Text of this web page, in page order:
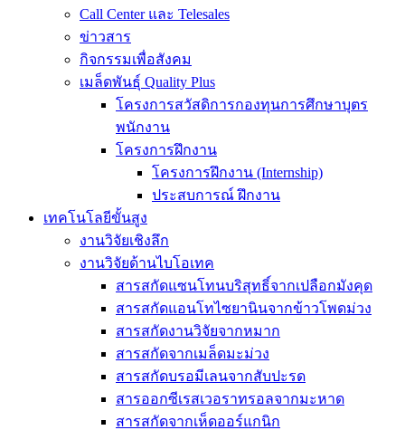
Call Center และ Telesales
ข่าวสาร
กิจกรรมเพื่อสังคม
เมล็ดพันธุ์ Quality Plus
โครงการสวัสดิการกองทุนการศึกษาบุตร
พนักงาน
โครงการฝึกงาน
โครงการฝึกงาน (Internship)
ประสบการณ์ ฝึกงาน
เทคโนโลยีขั้นสูง
งานวิจัยเชิงลึก
งานวิจัยด้านไบโอเทค
สารสกัดแซนโทนบริสุทธิ์จากเปลือกมังคุด
สารสกัดแอนโทไซยานินจากข้าวโพดม่วง
สารสกัดงานวิจัยจากหมาก
สารสกัดจากเมล็ดมะม่วง
สารสกัดบรอมีเลนจากสับปะรด
สารออกซีเรสเวอราทรอลจากมะหาด
สารสกัดจากเห็ดออร์แกนิก